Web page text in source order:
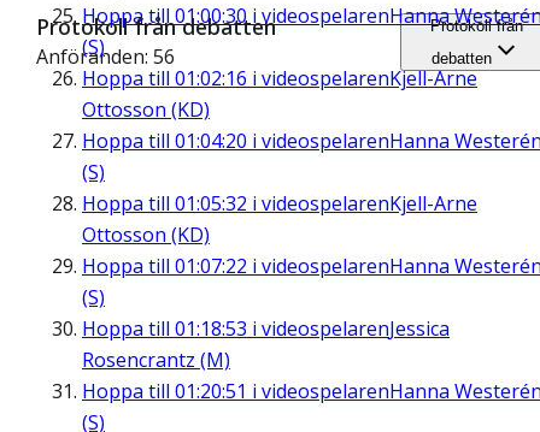
Hoppa till 01:00:30 i videospelarenHanna
(S)
Hoppa till 01:02:16 i videospelarenKjell-Arne
Ottosson (KD)
Hoppa till 01:04:20 i videospelarenHanna
(S)
Hoppa till 01:05:32 i videospelarenKjell-Arne
Ottosson (KD)
Hoppa till 01:07:22 i videospelarenHanna
(S)
Hoppa till 01:18:53 i videospelarenJessica
Rosencrantz (M)
Hoppa till 01:20:51 i videospelarenHanna
(S)
Protokoll från debatten
Anföranden: 56
Protokoll från
debatten